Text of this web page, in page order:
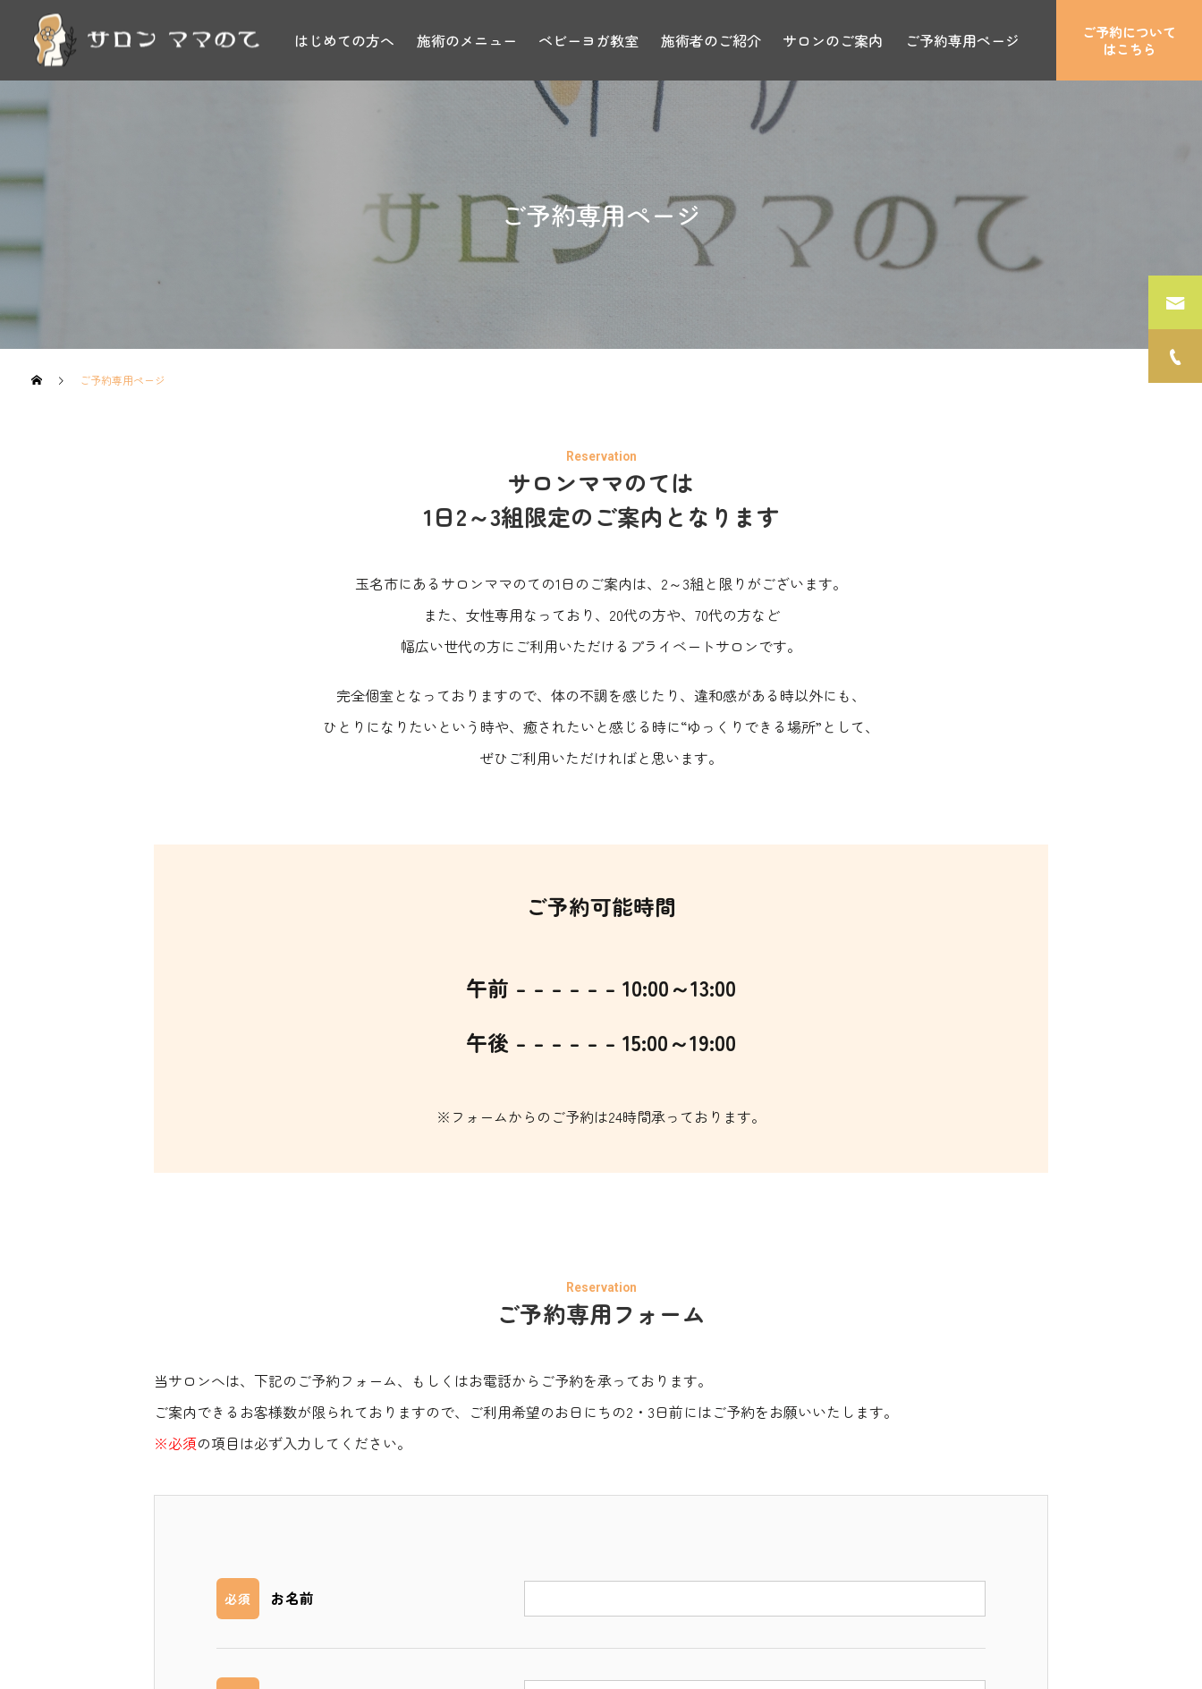
はじめての方へ 施術のメニュー ベビーヨガ教室 施術者のご紹介 サロンのご案内 ご予約専用ページ
ご予約について
はこちら
ご予約専用ページ
ご予約専用ページ
サロンママのては
1日2～3組限定のご案内となります
玉名市にあるサロンママのての1日のご案内は、2～3組と限りがございます。
また、女性専用なっており、20代の方や、70代の方など
幅広い世代の方にご利用いただけるプライベートサロンです。
完全個室となっておりますので、体の不調を感じたり、違和感がある時以外にも、
ひとりになりたいという時や、癒されたいと感じる時に“ゆっくりできる場所”として、
ぜひご利用いただければと思います。
ご予約可能時間
午前 – – – – – – 10:00～13:00
午後 – – – – – – 15:00～19:00
※フォームからのご予約は24時間承っております。
ご予約専用フォーム
当サロンへは、下記のご予約フォーム、もしくはお電話からご予約を承っております。
ご案内できるお客様数が限られておりますので、ご利用希望のお日にちの2・3日前にはご予約をお願いいたします。
※必須の項目は必ず入力してください。
必須 お名前